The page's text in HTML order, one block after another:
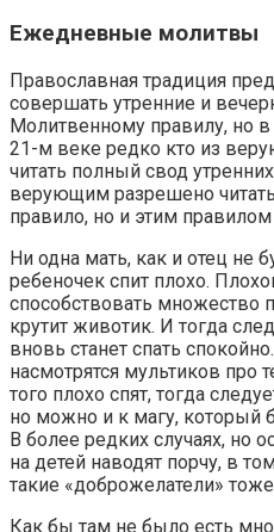
Ежедневные молитвы
Православная традиция
совершать утренние и
Молитвенному правилу, но
21-м веке редко кто из
читать полный свод
верующим разрешено
правило, но и этим
Ни одна мать, как и отец не
ребеночек спит плохо.
способствовать множество
крутит животик. И тогда
вновь станет спать
насмотрятся мультиков про
того плохо спят, тогда
но можно и к магу, который
В более редких случаях, но
на детей наводят порчу, в
такие «доброжелатели»
Как бы там не было есть